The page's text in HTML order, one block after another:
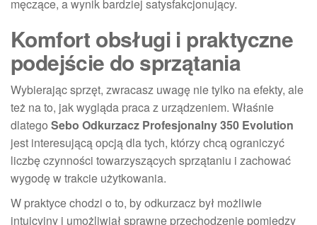
męczące, a wynik bardziej satysfakcjonujący.
Komfort obsługi i praktyczne
podejście do sprzątania
Wybierając sprzęt, zwracasz uwagę nie tylko na efekty, ale
też na to, jak wygląda praca z urządzeniem. Właśnie
dlatego Sebo Odkurzacz Profesjonalny 350 Evolution
jest interesującą opcją dla tych, którzy chcą ograniczyć
liczbę czynności towarzyszących sprzątaniu i zachować
wygodę w trakcie użytkowania.
W praktyce chodzi o to, by odkurzacz był możliwie
intuicyjny i umożliwiał sprawne przechodzenie pomiędzy